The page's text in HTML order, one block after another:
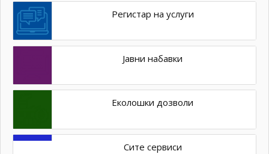
Регистар на услуги
Јавни набавки
Еколошки дозволи
Сите сервиси